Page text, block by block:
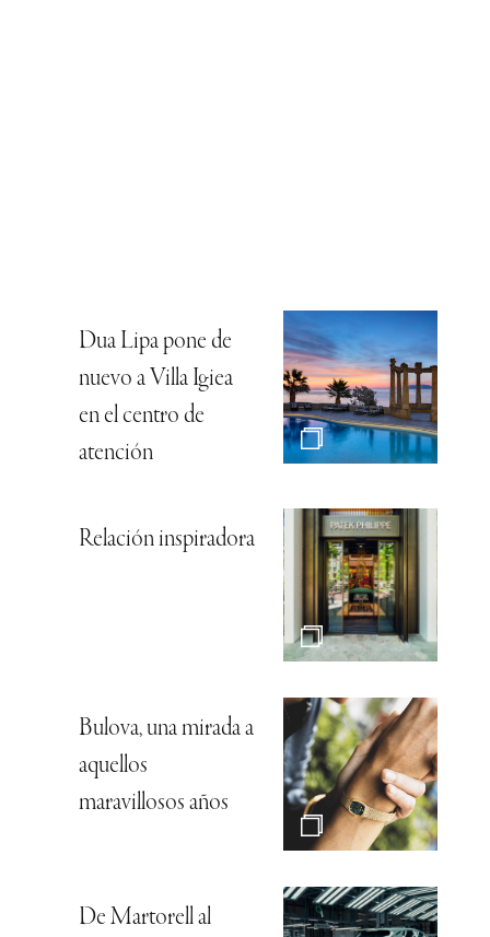
Dua Lipa pone de
nuevo a Villa Igiea
en el centro de
atención
Relación inspiradora
Bulova, una mirada a
aquellos
maravillosos años
De Martorell al